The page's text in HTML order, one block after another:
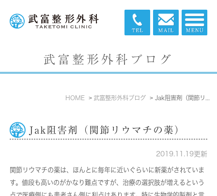
武富整形外科ブログ
HOME 武富整形外科ブログ
Jak阻害剤（関節リウマチの薬）
2019.11.19更新
関節リウマチの薬は、ほんとに毎年に近いぐらいに新薬がされていま
す。値段も高いのがかなり難点ですが、治療の選択肢が増えるという